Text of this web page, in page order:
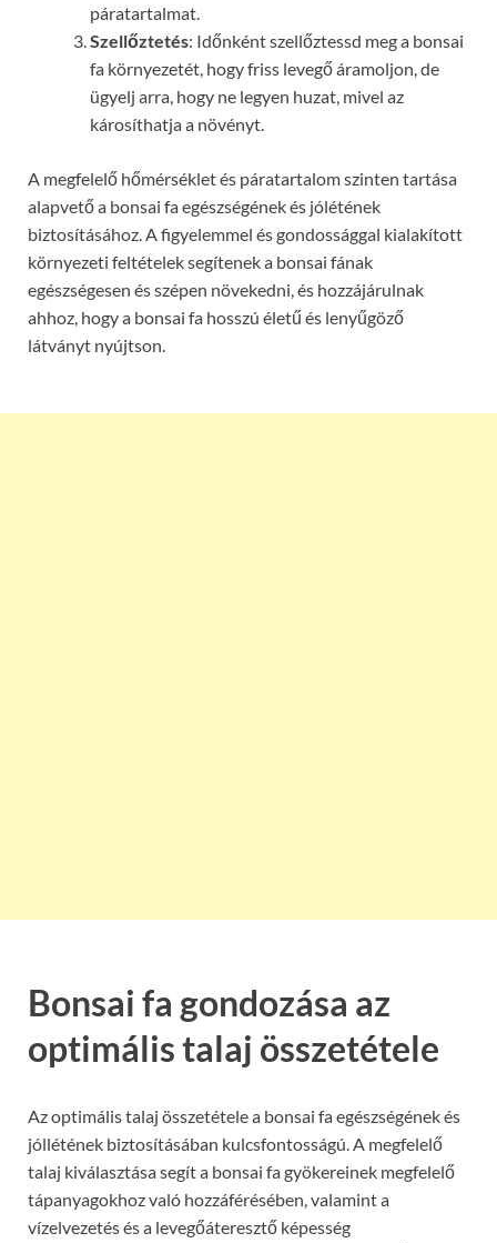
páratartalmat.
Szellőztetés: Időnként szellőztessd meg a bonsai
fa környezetét, hogy friss levegő áramoljon, de
ügyelj arra, hogy ne legyen huzat, mivel az
károsíthatja a növényt.
A megfelelő hőmérséklet és páratartalom szinten tartása
alapvető a bonsai fa egészségének és jólétének
biztosításához. A figyelemmel és gondossággal kialakított
környezeti feltételek segítenek a bonsai fának
egészségesen és szépen növekedni, és hozzájárulnak
ahhoz, hogy a bonsai fa hosszú életű és lenyűgöző
látványt nyújtson.
Bonsai fa gondozása az
optimális talaj összetétele
Az optimális talaj összetétele a bonsai fa egészségének és
jóllétének biztosításában kulcsfontosságú. A megfelelő
talaj kiválasztása segít a bonsai fa gyökereinek megfelelő
tápanyagokhoz való hozzáférésében, valamint a
vízelvezetés és a levegőáteresztő képesség